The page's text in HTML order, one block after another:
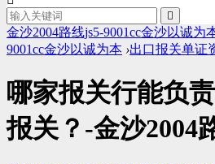
金沙2004路线js5-9001cc金沙以诚为
9001cc金沙以诚为本 ›出口报关单证
哪家报关行能负
报关？-金沙2004